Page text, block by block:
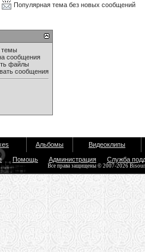
Популярная тема без новых сообщений
темы
сообщения
файлы
сообщения
Альбомы Видеоклипы
Помощь Администрация Служба
Все права защищены © 2007-2026